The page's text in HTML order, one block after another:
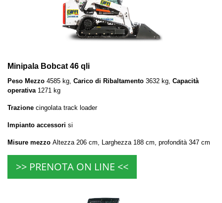
Minipala Bobcat 46 qli
Peso Mezzo 4585 kg, Carico di Ribaltamento 3632 kg, Capacità
operativa 1271 kg
Trazione cingolata track loader
Impianto accessori si
Misure mezzo Altezza 206 cm, Larghezza 188 cm, profondità 347 cm
>> PRENOTA ON LINE <<